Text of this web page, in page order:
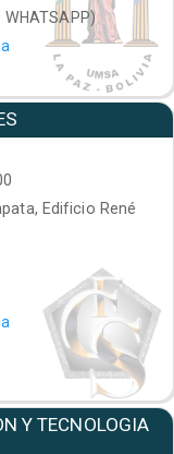
Edificio René
Y TECNOLOGIA